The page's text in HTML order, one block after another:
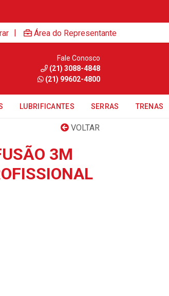
| Área do Representante
Fale Conosco
(21) 3088-4848
(21) 99602-4800
LUBRIFICANTES SERRAS TRENAS
VOLTAR
3M